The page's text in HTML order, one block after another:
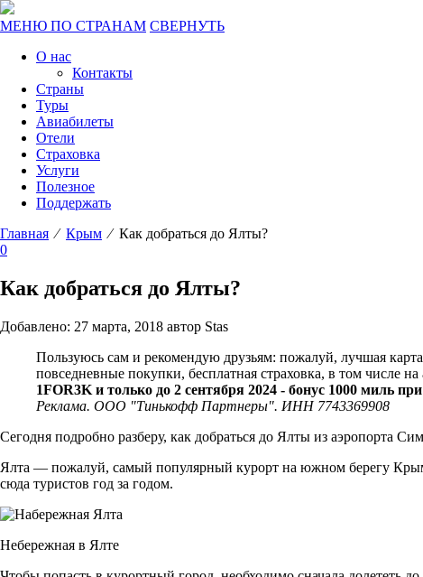
МЕНЮ ПО СТРАНАМ СВЕРНУТЬ
О нас
Контакты
Страны
Туры
Авиабилеты
Отели
Страховка
Услуги
Полезное
Поддержать
Главная ⁄ Крым ⁄ Как добраться до Ялты?
0
Как добраться до Ялты?
Добавлено: 27 марта, 2018 автор Stas
Пользуюсь сам и рекомендую друзьям: пожалуй, лучшая
повседневные покупки, бесплатная страховка, в том числе
1FOR3K и только до 2 сентября 2024 - бонус 1000 миль
Реклама. ООО "Тинькофф Партнеры". ИНН 7743369908
Сегодня подробно разберу, как добраться до Ялты из аэропорта
Ялта — пожалуй, самый популярный курорт на южном берегу
сюда туристов год за годом.
Небережная в Ялте